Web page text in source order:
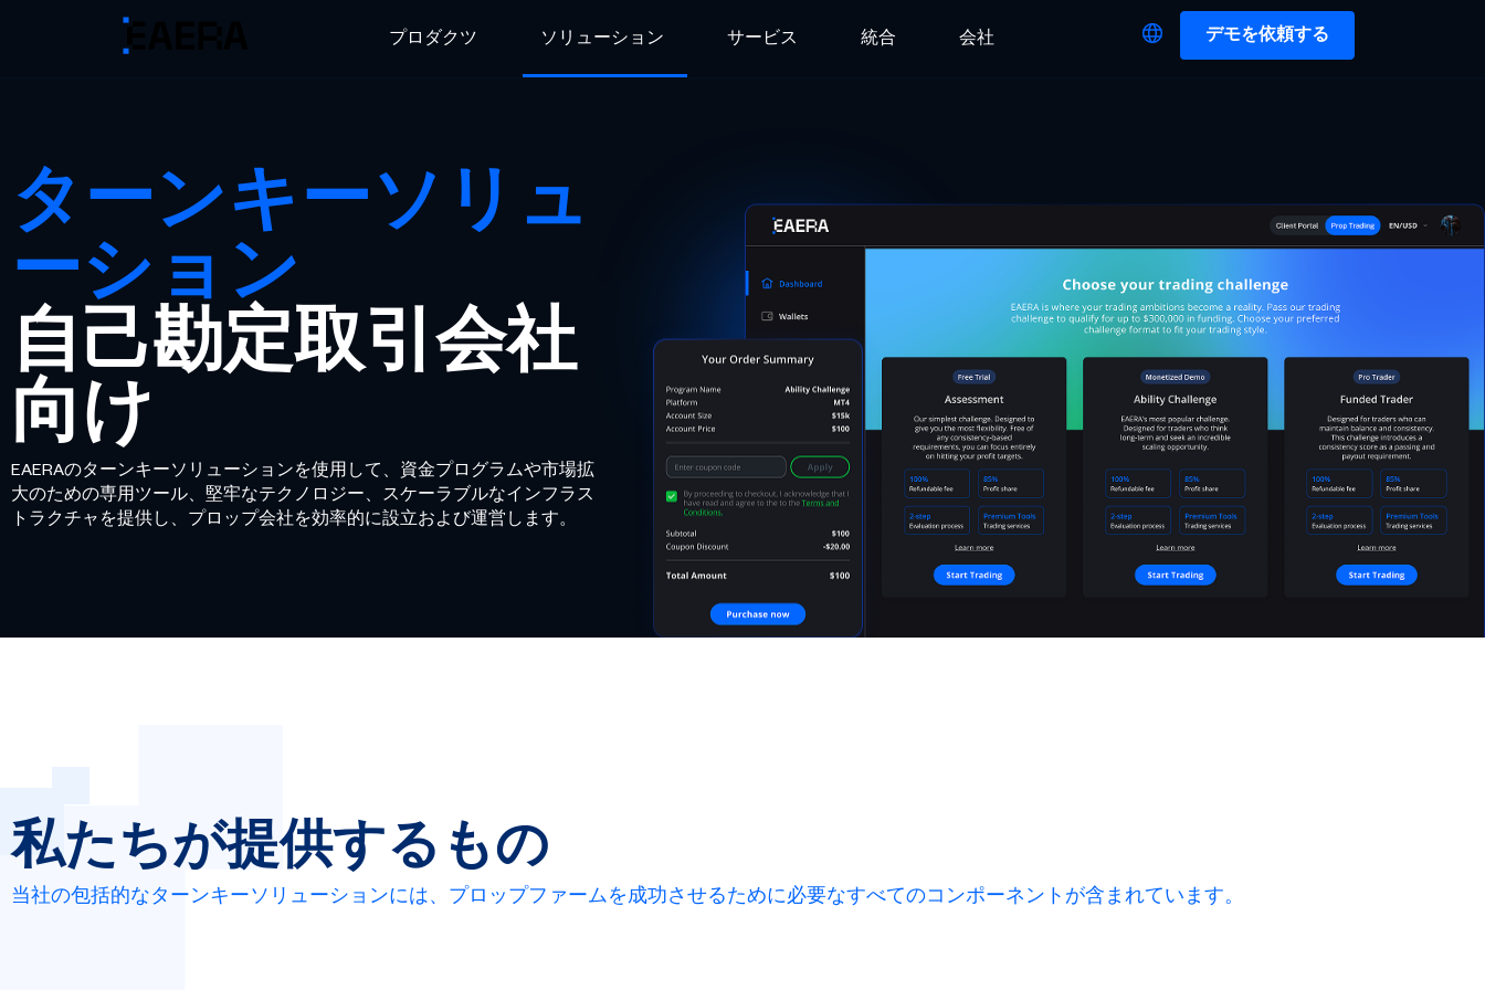
プロダクツ ソリューション サービス 統合 会社 デモを依頼する
ターンキーソリュ
ーション
自己勘定取引会社
向け
EAERAのターンキーソリューションを使用して、資金プログラムや市場拡
大のための専用ツール、堅牢なテクノロジー、スケーラブルなインフラス
トラクチャを提供し、プロップ会社を効率的に設立および運営します。
私たちが提供するもの
当社の包括的なターンキーソリューションには、プロップファームを成功させるために必要なすべてのコンポーネントが含まれています。